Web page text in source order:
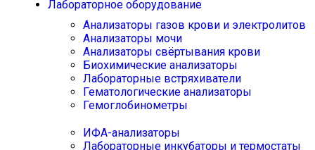
Лабораторное оборудование
Анализаторы газов крови и электролитов
Анализаторы мочи
Анализаторы свёртывания крови
Биохимические анализаторы
Лабораторные встряхиватели
Гематологические анализаторы
Гемоглобинометры
ИФА-анализаторы
Лабораторные инкубаторы и термостаты